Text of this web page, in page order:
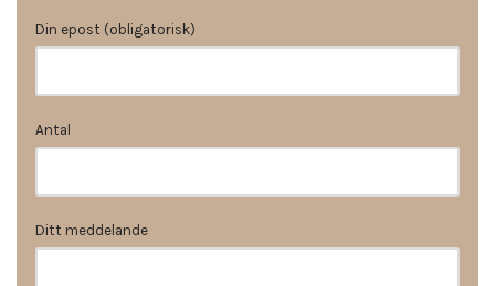
Din epost (obligatorisk)
Antal
Ditt meddelande